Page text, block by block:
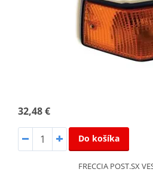
32,48 €
Do košíka
FRECCIA POST.SX